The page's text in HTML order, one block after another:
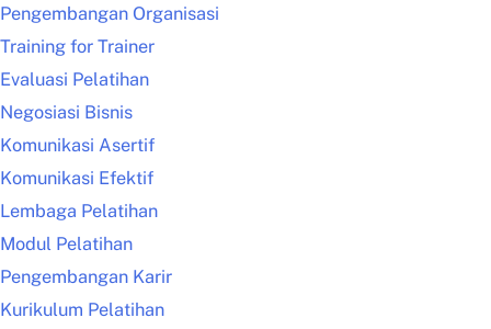
Pengembangan Organisasi
Training for Trainer
Evaluasi Pelatihan
Negosiasi Bisnis
Komunikasi Asertif
Komunikasi Efektif
Lembaga Pelatihan
Modul Pelatihan
Pengembangan Karir
Kurikulum Pelatihan